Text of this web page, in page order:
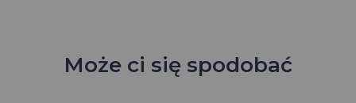
Może ci się spodobać